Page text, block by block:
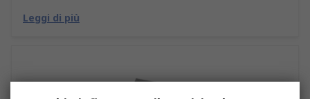
Leggi di più